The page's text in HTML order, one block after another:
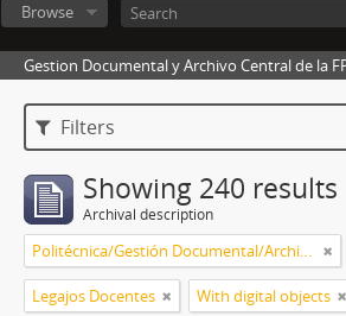
Browse
Gestion Documental y Archivo Central de la
Filters
Showing 240 results
Archival description
Politécnica/Gestión Documental/Archivo Central
Legajos Docentes With digital objects